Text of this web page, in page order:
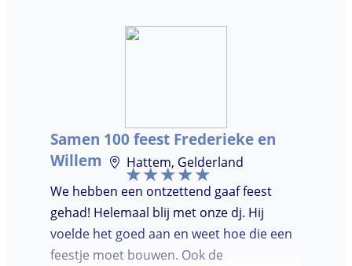
je geld. De gasten vroegen zich af waar ik
Samen 100 feest Frederieke en
Willem
Hattem, Gelderland
We hebben een ontzettend gaaf feest
gehad! Helemaal blij met onze dj. Hij
voelde het goed aan en weet hoe die een
feestje moet bouwen. Ook de